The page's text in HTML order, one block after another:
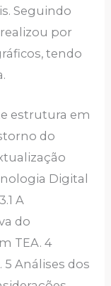
Seguindo
por
tendo
estrutura em
do
Digital
A
do
TEA. 4
Análises dos